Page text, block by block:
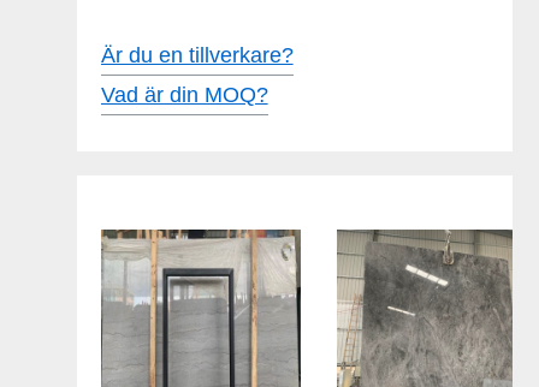
Är du en tillverkare?
Vad är din MOQ?